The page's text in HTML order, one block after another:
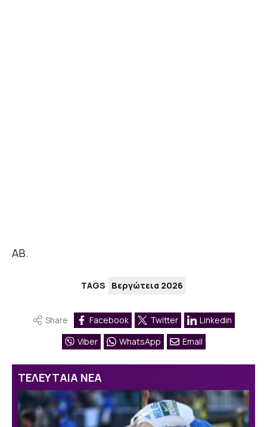
ΑΒ.
TAGS Βεργώτεια 2026
Share Facebook Twitter
Linkedin
Viber
WhatsApp Email
ΤΕΛΕΥΤΑΙΑ ΝΕΑ